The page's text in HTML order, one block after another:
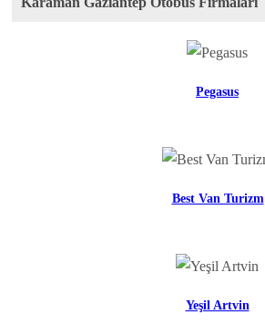
Pegasus
Best Van Turizm
Yeşil Artvin